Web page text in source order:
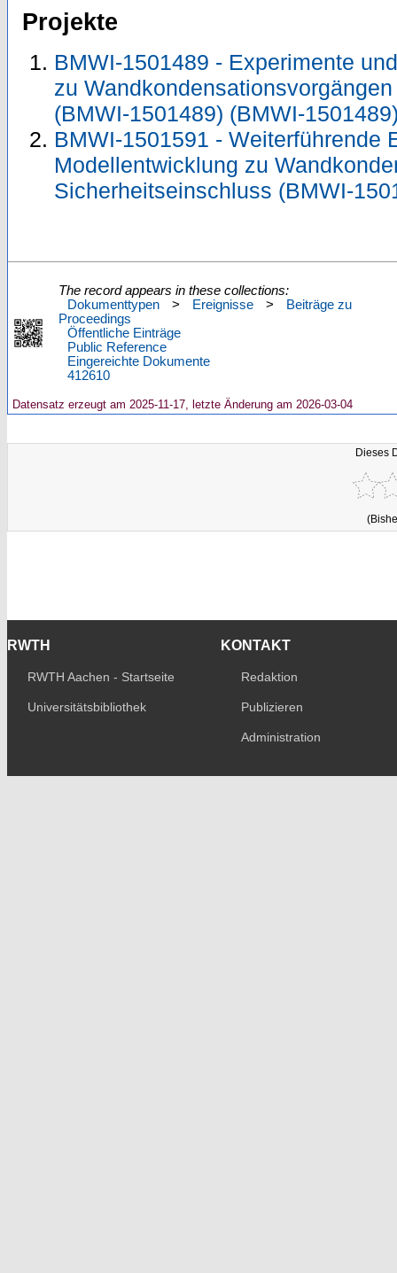
Projekte
BMWI-1501489 - Experimente
zu
(BMWI-1501489) (BMWI-
BMWI-1501591 - Weiterführende
Modellentwicklung zu
Sicherheitseinschluss (BMWI-
The record appears in these collections:
Dokumenttypen
> Ereignisse >
Beiträge zu
Proceedings
Öffentliche Einträge
Public Reference
Eingereichte Dokumente
412610
Datensatz erzeugt am 2025-11-17, letzte Änderung am 2026-03-04
Dieses
RWTH
RWTH Aachen - Startseite
Universitätsbibliothek
KONTAKT
Redaktion
Publizieren
Administration